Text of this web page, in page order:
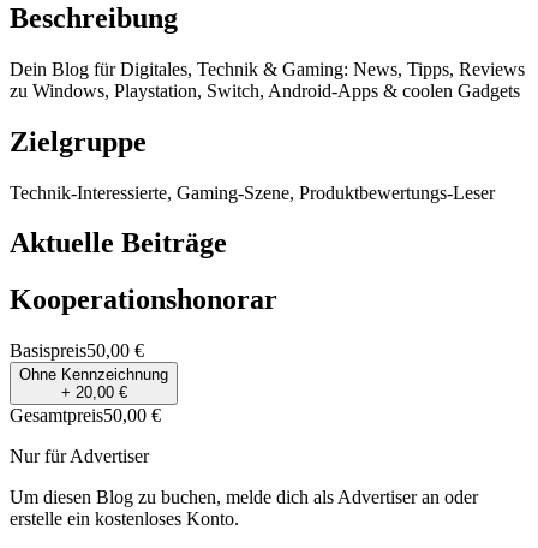
Beschreibung
Dein Blog für Digitales, Technik & Gaming: News, Tipps, Reviews
zu Windows, Playstation, Switch, Android-Apps & coolen Gadgets
Zielgruppe
Technik-Interessierte, Gaming-Szene, Produktbewertungs-Leser
Aktuelle Beiträge
Kooperationshonorar
Basispreis50,00 €
Ohne Kennzeichnung
+ 20,00 €
Gesamtpreis50,00 €
Nur für Advertiser
Um diesen Blog zu buchen, melde dich als Advertiser an oder
erstelle ein kostenloses Konto.